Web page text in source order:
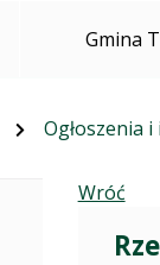
Gmina
Ogłoszenia
Wróć